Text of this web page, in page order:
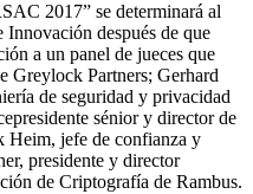
2017” se determinará al
después de que
a un panel de jueces que
Greylock Partners; Gerhard
de seguridad y privacidad
sénior y director de
Heim, jefe de confianza y
presidente y director
de Criptografía de Rambus.